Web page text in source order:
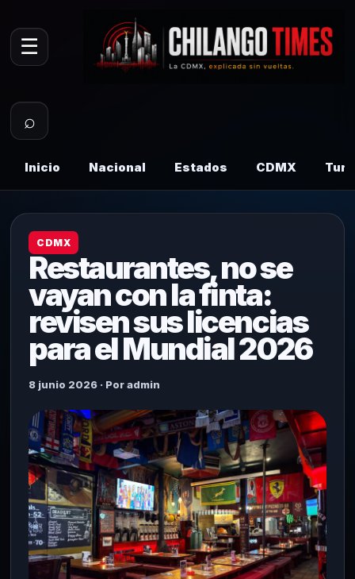
☰
⌕
Inicio Nacional Estados CDMX
CDMX
Restaurantes, no se
vayan con la finta:
revisen sus licencias
para el Mundial 2026
8 junio 2026 · Por admin